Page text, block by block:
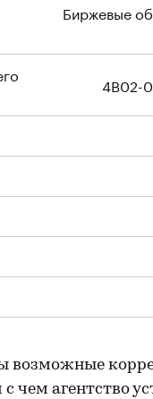
Биржевые
4B02-
возможные
с чем агентство